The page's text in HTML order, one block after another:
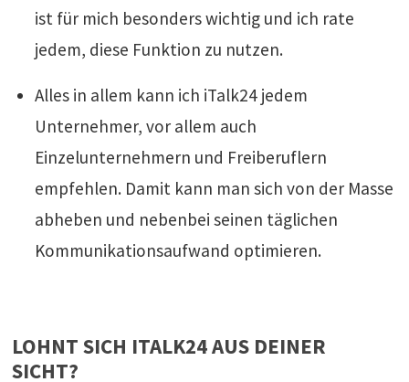
ist für mich besonders wichtig und ich rate
jedem, diese Funktion zu nutzen.
Alles in allem kann ich iTalk24 jedem
Unternehmer, vor allem auch
Einzelunternehmern und Freiberuflern
empfehlen. Damit kann man sich von der Masse
abheben und nebenbei seinen täglichen
Kommunikationsaufwand optimieren.
LOHNT SICH ITALK24 AUS DEINER
SICHT?